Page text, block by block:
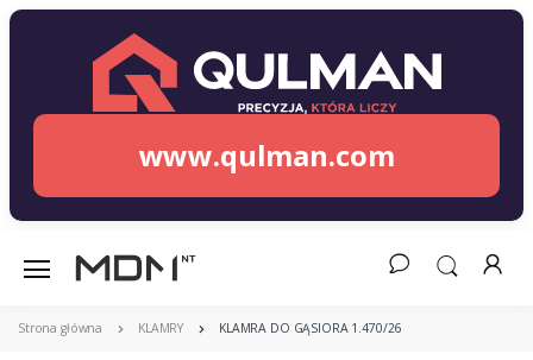
www.qulman.com
Strona główna KLAMRY KLAMRA DO GĄSIORA 1.470/26